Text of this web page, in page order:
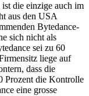
die einzige auch im
aus den USA
Bytedance-
sich nicht als
sei zu 60
liege auf
dass die
Prozent die Kontrolle
eine grosse